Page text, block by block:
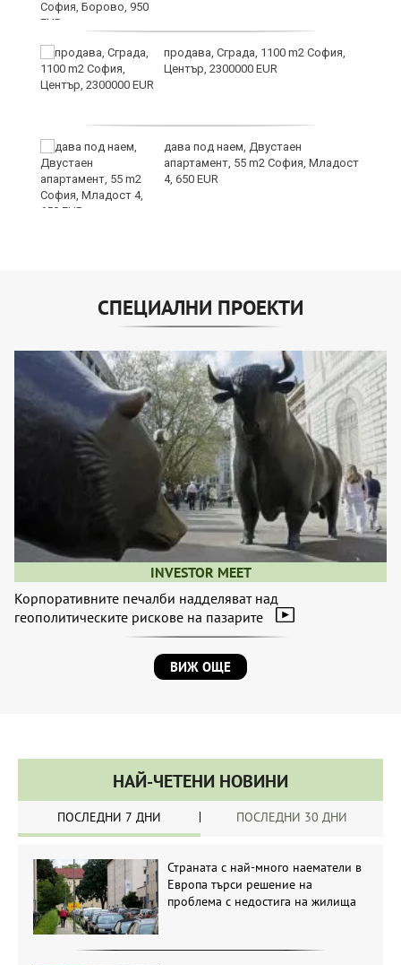
продава, Сграда, 1100 m2 София,
Център, 2300000 EUR
дава под наем, Двустаен
апартамент, 55 m2 София, Младост
4, 650 EUR
СПЕЦИАЛНИ ПРОЕКТИ
INVESTOR MEET
Корпоративните печалби надделяват над
геополитическите рискове на пазарите
ВИЖ ОЩЕ
НАЙ-ЧЕТЕНИ НОВИНИ
ПОСЛЕДНИ 7 ДНИ ПОСЛЕДНИ 30 ДНИ
Страната с най-много наематели в
Европа търси решение на
проблема с недостига на жилища